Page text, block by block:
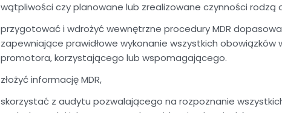
wątpliwości czy planowane lub zrealizowane czynności rodzą
przygotować i wdrożyć wewnętrzne procedury MDR
zapewniające prawidłowe wykonanie wszystkich obowiązków
promotora, korzystającego lub wspomagającego.
złożyć informację MDR,
skorzystać z audytu pozwalającego na rozpoznanie